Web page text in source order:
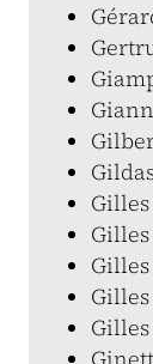
Gilles